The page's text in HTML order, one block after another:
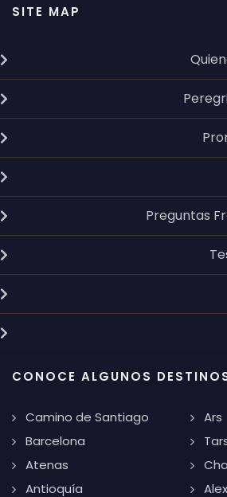
SITE MAP
Preguntas
CONOCE ALGUNOS
Camino de Santiago
Barcelona
Atenas
Antioquía
Ars